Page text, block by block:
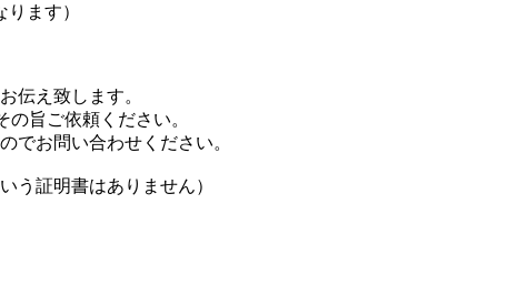
ます）
伝え致します。
旨ご依頼ください。
でお問い合わせください。
う証明書はありません）